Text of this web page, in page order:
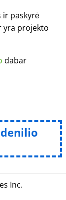
ir paskyrė
yra projekto
dabar
Inc.